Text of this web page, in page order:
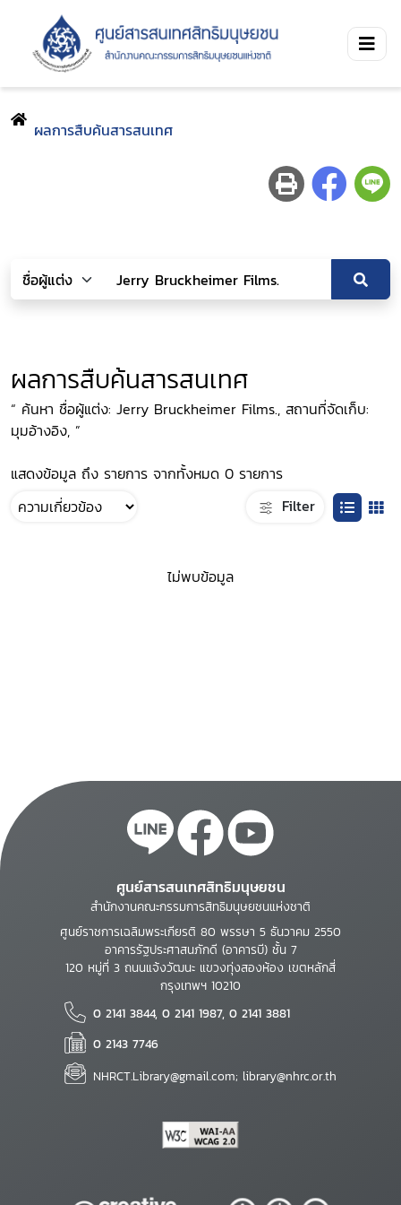
ผลการสืบค้นสารสนเทศ
ผลการสืบค้นสารสนเทศ
“ ค้นหา ชื่อผู้แต่ง: Jerry Bruckheimer Films., สถานที่จัดเก็บ:
มุมอ้างอิง, ”
แสดงข้อมูล ถึง รายการ จากทั้งหมด 0 รายการ
Filter
ไม่พบข้อมูล
ศูนย์สารสนเทศสิทธิมนุษยชน
สำนักงานคณะกรรมการสิทธิมนุษยชนแห่งชาติ
ศูนย์ราชการเฉลิมพระเกียรติ 80 พรรษา 5 ธันวาคม 2550
อาคารรัฐประศาสนภักดี (อาคารบี) ชั้น 7
120 หมู่ที่ 3 ถนนแจ้งวัฒนะ แขวงทุ่งสองห้อง เขตหลักสี่
กรุงเทพฯ 10210
0 2141 3844, 0 2141 1987, 0 2141 3881
0 2143 7746
NHRCT.Library@gmail.com; library@nhrc.or.th